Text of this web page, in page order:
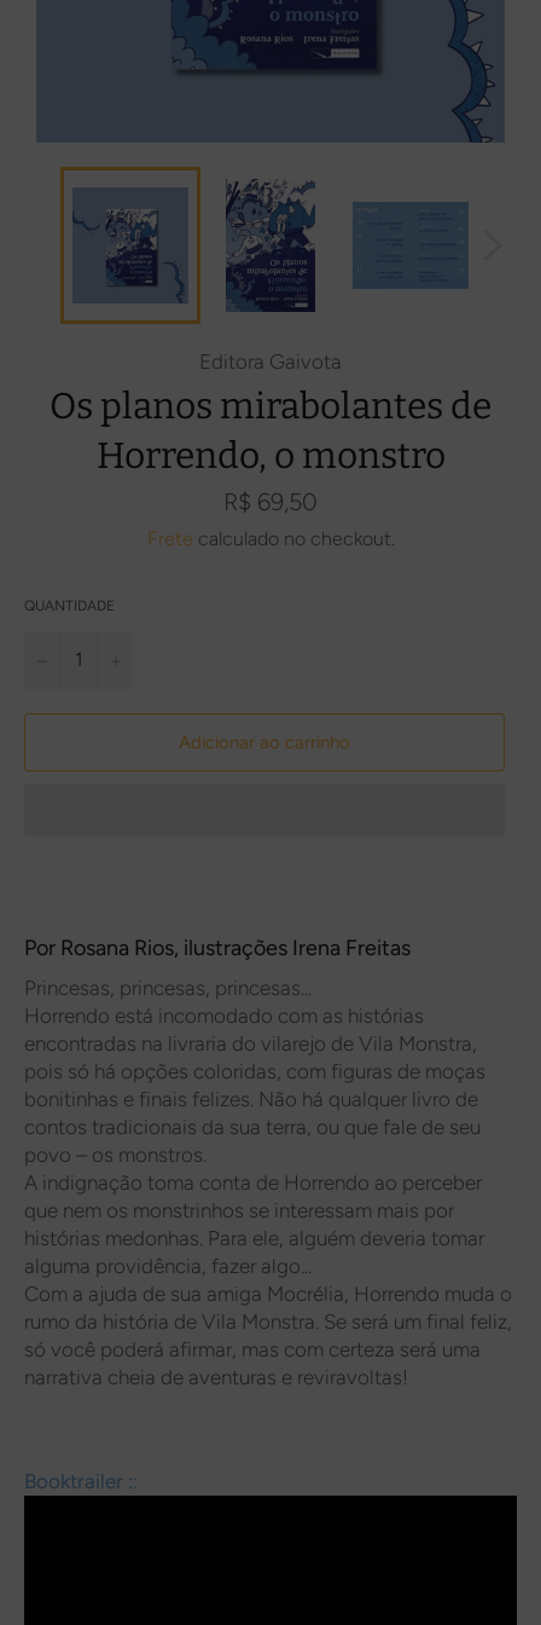
Editora Gaivota
Os planos mirabolantes de
Horrendo, o monstro
Preço
normal
R$ 69,50
Frete calculado no checkout.
QUANTIDADE
Adicionar ao carrinho
Por Rosana Rios, ilustrações Irena Freitas
Princesas, princesas, princesas...
Horrendo está incomodado com as histórias
encontradas na livraria do vilarejo de Vila Monstra,
pois só há opções coloridas, com figuras de moças
bonitinhas e finais felizes. Não há qualquer livro de
contos tradicionais da sua terra, ou que fale de seu
povo – os monstros.
A indignação toma conta de Horrendo ao perceber
que nem os monstrinhos se interessam mais por
histórias medonhas. Para ele, alguém deveria tomar
alguma providência, fazer algo...
Com a ajuda de sua amiga Mocrélia, Horrendo muda o
rumo da história de Vila Monstra. Se será um final feliz,
só você poderá afirmar, mas com certeza será uma
narrativa cheia de aventuras e reviravoltas!
Booktrailer ::